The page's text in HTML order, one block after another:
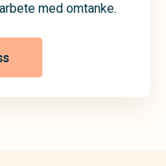
med omtanke.